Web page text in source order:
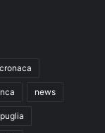
cronaca
news
puglia